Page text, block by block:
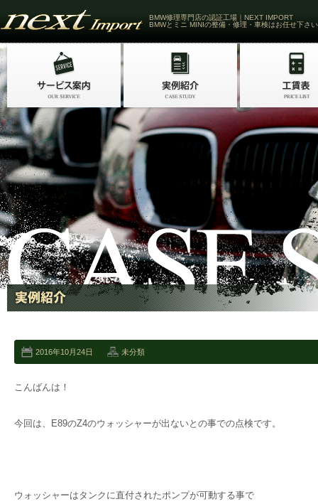
BMW修理専門店の認証工場｜NEXT IMPORT
BMWとミニ MINIの整備・修理・車検はお任せ下さい
2016年10月24日 未分類
こんばんは！
今回は、E89のZ4のウォッシャーが出ないとの事での点検です。
ウォッシャーはタンクに直付されたポンプが可動する事で